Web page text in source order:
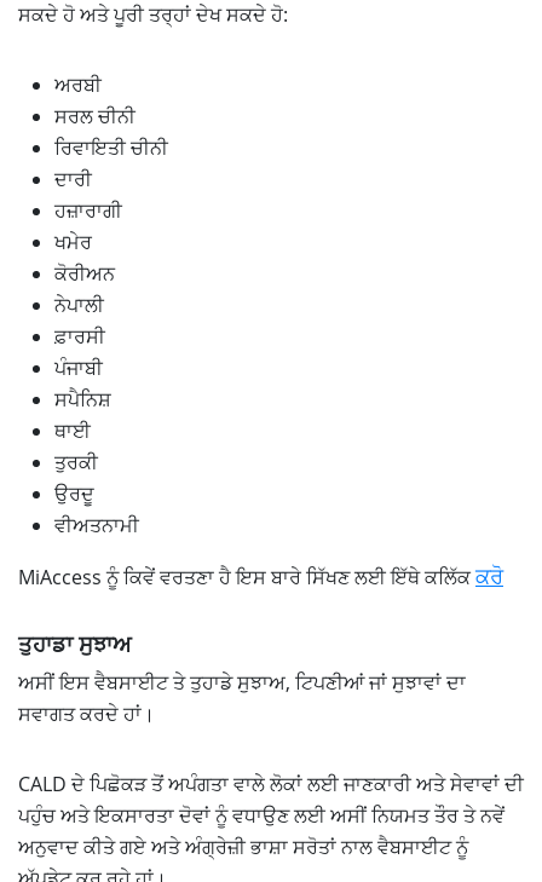
ਸਕਦੇ ਹੋ ਅਤੇ ਪੂਰੀ ਤਰ੍ਹਾਂ ਦੇਖ ਸਕਦੇ ਹੋ:
ਅਰਬੀ
ਸਰਲ ਚੀਨੀ
ਰਿਵਾਇਤੀ ਚੀਨੀ
ਦਾਰੀ
ਹਜ਼ਾਰਾਗੀ
ਖਮੇਰ
ਕੋਰੀਅਨ
ਨੇਪਾਲੀ
ਫ਼ਾਰਸੀ
ਪੰਜਾਬੀ
ਸਪੈਨਿਸ਼
ਥਾਈ
ਤੁਰਕੀ
ਉਰਦੂ
ਵੀਅਤਨਾਮੀ
MiAccess ਨੂੰ ਕਿਵੇਂ ਵਰਤਣਾ ਹੈ ਇਸ ਬਾਰੇ ਸਿੱਖਣ ਲਈ ਇੱਥੇ ਕਲਿੱਕਕਰੋ
ਤੁਹਾਡਾ ਸੁਝਾਅ
ਅਸੀਂ ਇਸ ਵੈਬਸਾਈਟ ਤੇ ਤੁਹਾਡੇ ਸੁਝਾਅ, ਟਿਪਣੀਆਂ ਜਾਂ ਸੁਝਾਵਾਂ ਦਾ
ਸਵਾਗਤ ਕਰਦੇ ਹਾਂ।
CALD ਦੇ ਪਿਛੋਕੜ ਤੋਂ ਅਪੰਗਤਾ ਵਾਲੇ ਲੋਕਾਂ ਲਈ ਜਾਣਕਾਰੀ ਅਤੇ ਸੇਵਾਵਾਂ ਦੀ
ਪਹੁੰਚ ਅਤੇ ਇਕਸਾਰਤਾ ਦੋਵਾਂ ਨੂੰ ਵਧਾਉਣ ਲਈ ਅਸੀਂ ਨਿਯਮਤ ਤੌਰ ਤੇ ਨਵੇਂ
ਅਨੁਵਾਦ ਕੀਤੇ ਗਏ ਅਤੇ ਅੰਗ੍ਰੇਜ਼ੀ ਭਾਸ਼ਾ ਸਰੋਤਾਂ ਨਾਲ ਵੈਬਸਾਈਟ ਨੂੰ